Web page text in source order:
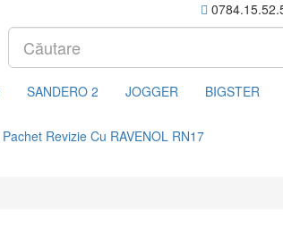
SANDERO 2 JOGGER BIGSTER
Pachet Revizie Cu RAVENOL RN17